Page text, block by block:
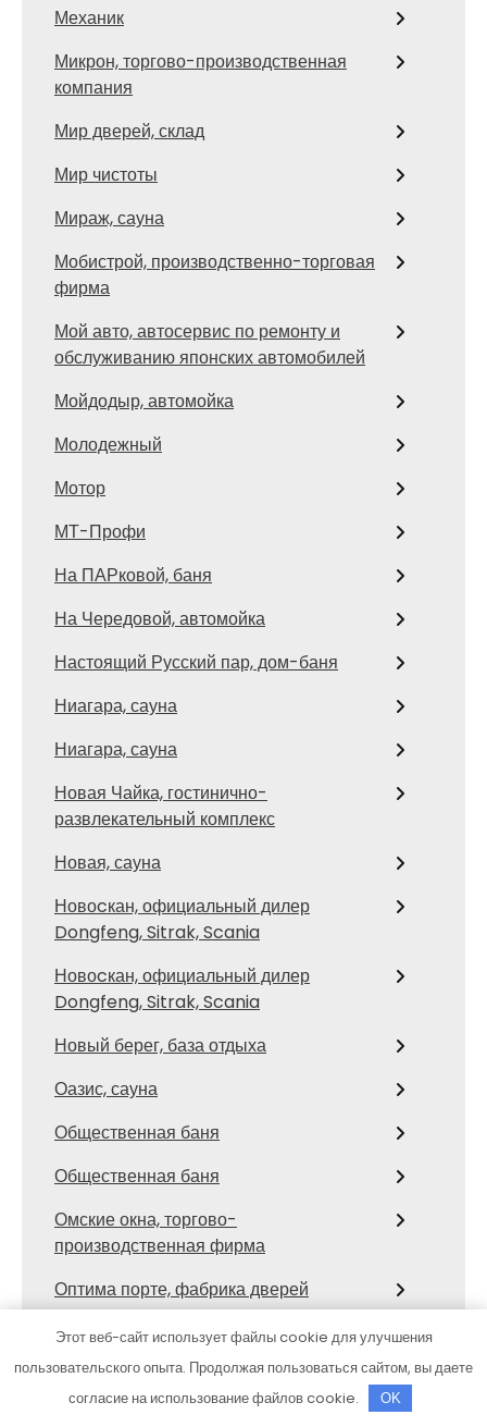
Механик
Микрон, торгово-производственная
компания
Мир дверей, склад
Мир чистоты
Мираж, сауна
Мобистрой, производственно-торговая
фирма
Мой авто, автосервис по ремонту и
обслуживанию японских автомобилей
Мойдодыр, автомойка
Молодежный
Мотор
МТ-Профи
На ПАРковой, баня
На Чередовой, автомойка
Настоящий Русский пар, дом-баня
Ниагара, сауна
Ниагара, сауна
Новая Чайка, гостинично-
развлекательный комплекс
Новая, сауна
Новоcкан, официальный дилер
Dongfeng, Sitrak, Scania
Новоcкан, официальный дилер
Dongfeng, Sitrak, Scania
Новый берег, база отдыха
Оазис, сауна
Общественная баня
Общественная баня
Омские окна, торгово-
производственная фирма
Оптима порте, фабрика дверей
Орбита, гостиничный комплекс
От зари до зари
Этот веб-сайт использует файлы cookie для улучшения
пользовательского опыта. Продолжая пользоваться сайтом, вы даете
согласие на использование файлов cookie.
OK